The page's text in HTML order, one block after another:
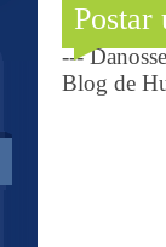
Postar
---
Blog de